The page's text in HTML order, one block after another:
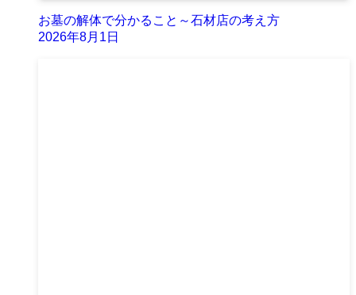
お墓の解体で分かること～石材店の考え方
2026年8月1日